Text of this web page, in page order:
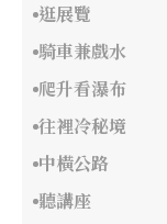
逛展覽
騎車兼戲水
爬升看瀑布
往裡冷秘境
中橫公路
聽講座